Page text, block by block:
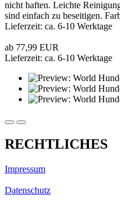
nicht haften. Leichte
sind einfach zu beseitigen.
Lieferzeit: ca. 6-10 Werktage
ab 77,99 EUR
Lieferzeit: ca. 6-10 Werktage
RECHTLICHES
Impressum
Datenschutz